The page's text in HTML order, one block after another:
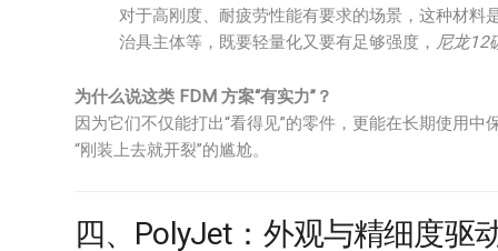
对于高刚度、耐疲劳性能有要求的场景，这种材料
治具主体等，既要轻量化又要有足够强度， 尼龙12
为什么说这类 FDM 方案“有实力”？
因为它们不仅能打出“看得见”的零件，更能在长期使用
“刚装上去就开裂”的尴尬。
四、PolyJet：外观与精细度驱